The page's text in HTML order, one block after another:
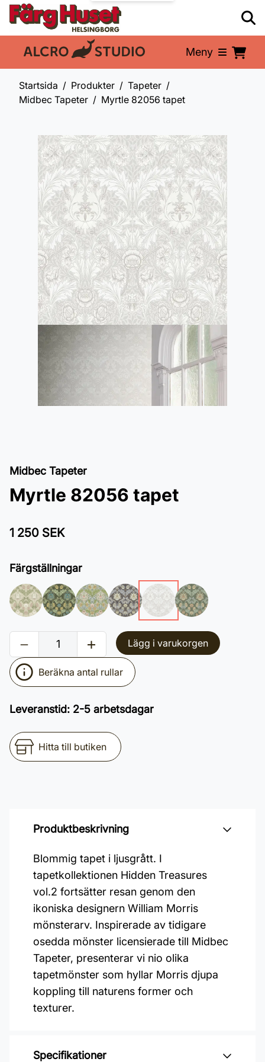
En del av: Meny
Startsida Produkter
Tapeter
Midbec Tapeter
Myrtle 82056 tapet
Midbec Tapeter
Myrtle 82056 tapet
1 250 SEK
Färgställningar
Lägg i varukorgen
Beräkna antal rullar
Leveranstid: 2-5 arbetsdagar
Hitta till butiken
Produktbeskrivning
Blommig tapet i ljusgrått. I
tapetkollektionen Hidden Treasures
vol.2 fortsätter resan genom den
ikoniska designern William Morris
mönsterarv. Inspirerade av tidigare
osedda mönster licensierade till Midbec
Tapeter, presenterar vi nio olika
tapetmönster som hyllar Morris djupa
koppling till naturens former och
texturer.
Specifikationer